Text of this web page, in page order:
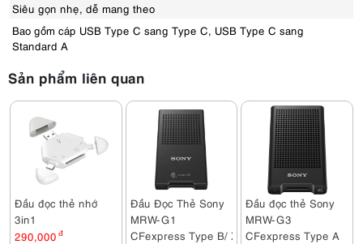
Siêu gọn nhẹ, dễ mang theo
Bao gồm cáp USB Type C sang Type C, USB Type C sang
Standard A
Sản phẩm liên quan
Đầu đọc thẻ nhớ
3in1
290,000 đ
Đầu Đọc Thẻ Sony
MRW-G1
CFexpress Type B/ XQD
Đầu đọc thẻ Sony
MRW-G3
CFexpress Type A